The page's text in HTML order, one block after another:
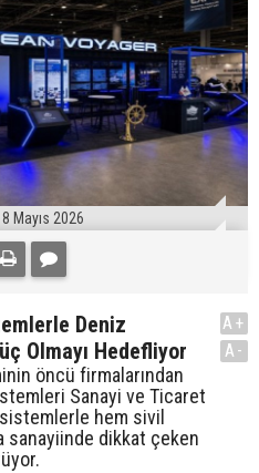
Mayıs 2026
Deniz
Olmayı Hedefliyor
öncü firmalarından
Sanayi ve Ticaret
hem sivil
sanayiinde dikkat çeken
A+
A-